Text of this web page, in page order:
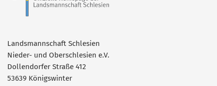
Landsmannschaft Schlesien
Nieder- und Oberschlesien e.V.
Dollendorfer Straße 412
53639 Königswinter